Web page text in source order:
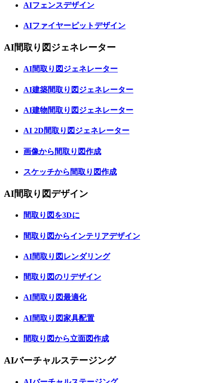
AIフェンスデザイン
AIファイヤーピットデザイン
AI間取り図ジェネレーター
AI間取り図ジェネレーター
AI建築間取り図ジェネレーター
AI建物間取り図ジェネレーター
AI 2D間取り図ジェネレーター
画像から間取り図作成
スケッチから間取り図作成
AI間取り図デザイン
間取り図を3Dに
間取り図からインテリアデザイン
AI間取り図レンダリング
間取り図のリデザイン
AI間取り図最適化
AI間取り図家具配置
間取り図から立面図作成
AIバーチャルステージング